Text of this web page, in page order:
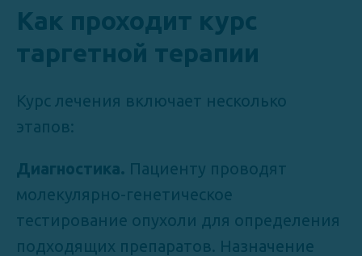
Как проходит курс
таргетной терапии
Курс лечения включает несколько
этапов:
Диагностика. Пациенту проводят
молекулярно-генетическое
тестирование опухоли для определения
подходящих препаратов. Назначение